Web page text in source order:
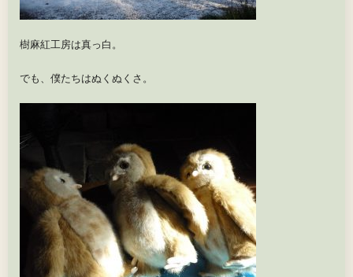
樹麻紅工房は真っ白。
でも、僕たちはぬくぬくさ。